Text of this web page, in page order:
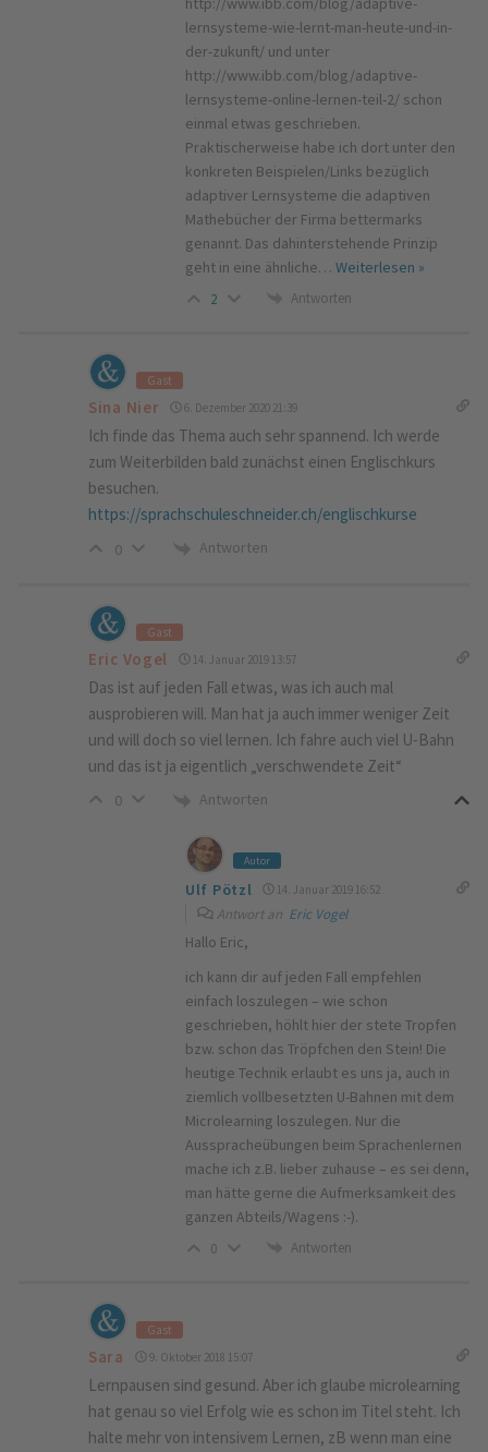
lernsysteme-wie-lernt-man-heute-und-in-
der-zukunft/ und unter
http://www.ibb.com/blog/adaptive-
lernsysteme-online-lernen-teil-2/ schon
einmal etwas geschrieben.
Praktischerweise habe ich dort unter den
konkreten Beispielen/Links bezüglich
adaptiver Lernsysteme die adaptiven
Mathebücher der Firma bettermarks
genannt. Das dahinterstehende Prinzip
geht in eine ähnliche… Weiterlesen »
2 Antworten
Gast
Sina Nier 6. Dezember 2020 21:39
Ich finde das Thema auch sehr spannend. Ich werde
zum Weiterbilden bald zunächst einen Englischkurs
besuchen.
https://sprachschuleschneider.ch/englischkurse
0 Antworten
Gast
Eric Vogel 14. Januar 2019 13:57
Das ist auf jeden Fall etwas, was ich auch mal
ausprobieren will. Man hat ja auch immer weniger Zeit
und will doch so viel lernen. Ich fahre auch viel U-Bahn
und das ist ja eigentlich „verschwendete Zeit“
0 Antworten
Autor
Ulf Pötzl 14. Januar 2019 16:52
Antwort an Eric Vogel
Hallo Eric,
ich kann dir auf jeden Fall empfehlen
einfach loszulegen – wie schon
geschrieben, höhlt hier der stete Tropfen
bzw. schon das Tröpfchen den Stein! Die
heutige Technik erlaubt es uns ja, auch in
ziemlich vollbesetzten U-Bahnen mit dem
Microlearning loszulegen. Nur die
Ausspracheübungen beim Sprachenlernen
mache ich z.B. lieber zuhause – es sei denn,
man hätte gerne die Aufmerksamkeit des
ganzen Abteils/Wagens :-).
0 Antworten
Gast
Sara 9. Oktober 2018 15:07
Lernpausen sind gesund. Aber ich glaube microlearning
hat genau so viel Erfolg wie es schon im Titel steht. Ich
halte mehr von intensivem Lernen, zB wenn man eine